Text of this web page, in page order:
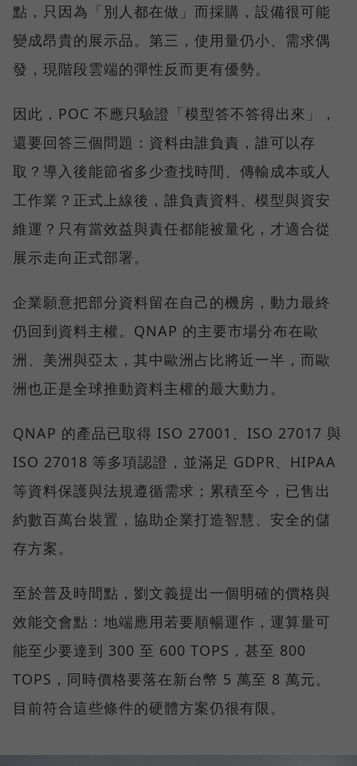
點，只因為「別人都在做」而採購，設備很可能
變成昂貴的展示品。第三，使用量仍小、需求偶
發，現階段雲端的彈性反而更有優勢。
因此，POC 不應只驗證「模型答不答得出來」，
還要回答三個問題：資料由誰負責，誰可以存
取？導入後能節省多少查找時間、傳輸成本或人
工作業？正式上線後，誰負責資料、模型與資安
維運？只有當效益與責任都能被量化，才適合從
展示走向正式部署。
企業願意把部分資料留在自己的機房，動力最終
仍回到資料主權。QNAP 的主要市場分布在歐
洲、美洲與亞太，其中歐洲占比將近一半，而歐
洲也正是全球推動資料主權的最大動力。
QNAP 的產品已取得 ISO 27001、ISO 27017 與
ISO 27018 等多項認證，並滿足 GDPR、HIPAA
等資料保護與法規遵循需求；累積至今，已售出
約數百萬台裝置，協助企業打造智慧、安全的儲
存方案。
至於普及時間點，劉文義提出一個明確的價格與
效能交會點：地端應用若要順暢運作，運算量可
能至少要達到 300 至 600 TOPS，甚至 800
TOPS，同時價格要落在新台幣 5 萬至 8 萬元。
目前符合這些條件的硬體方案仍很有限。